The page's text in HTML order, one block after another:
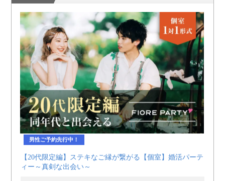
男性ご予約先行中！
【20代限定編】ステキなご縁が繋がる【個室】婚活パーテ
ィー～真剣な出会い～